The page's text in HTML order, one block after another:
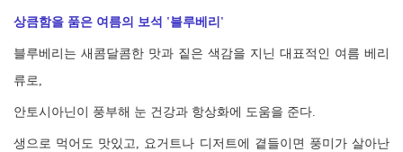
상큼함을 품은 여름의 보석 '블루베리'
블루베리는 새콤달콤한 맛과 짙은 색감을 지닌 대표적인 여름 베리
류로,
안토시아닌이 풍부해 눈 건강과 항상화에 도움을 준다.
생으로 먹어도 맛있고, 요거트나 디저트에 곁들이면 풍미가 살아난